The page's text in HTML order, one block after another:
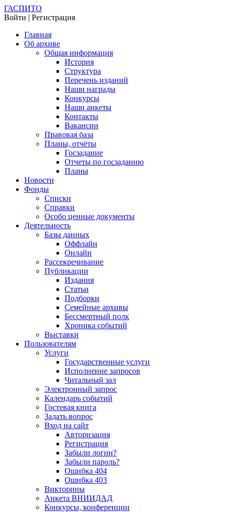
ГАСПИТО
Войти | Регистрация
Главная
Об архиве
Общая информация
История
Структура
Перечень изданий
Наши награды
Конкурсы
Наши анкеты
Контакты
Вакансии
Правовая база
Планы, отчёты
Госзадание
Отчеты по госзаданию
Планы
Новости
Фонды
Списки
Справки
Особо ценные документы
Деятельность
Базы данных
Оффлайн
Онлайн
Рассекречивание
Публикации
Издания
Статьи
Подборки
Семейные архивы
Бессмертный полк
Хроника событий
Выставки
Пользователям
Услуги
Государственные услуги
Исполнение запросов
Читальный зал
Электронный запрос
Календарь событий
Гостевая книга
Задать вопрос
Вход на сайт
Авторизация
Регистрация
Забыли логин?
Забыли пароль?
Ошибка 404
Ошибка 403
Викторины
Анкета ВНИИДАД
Конкурсы, конференции